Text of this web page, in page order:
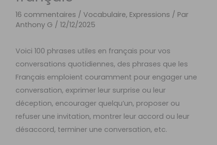
16 commentaires /Vocabulaire, Expressions / Par
Anthony G /12/12/2025
Voici 100 phrases utiles en français pour vos
conversations quotidiennes, des phrases que les
Français emploient couramment pour engager une
conversation, exprimer leur surprise ou leur
déception, encourager quelqu’un, proposer ou
refuser une invitation, montrer leur accord ou leur
désaccord, terminer une conversation, etc.